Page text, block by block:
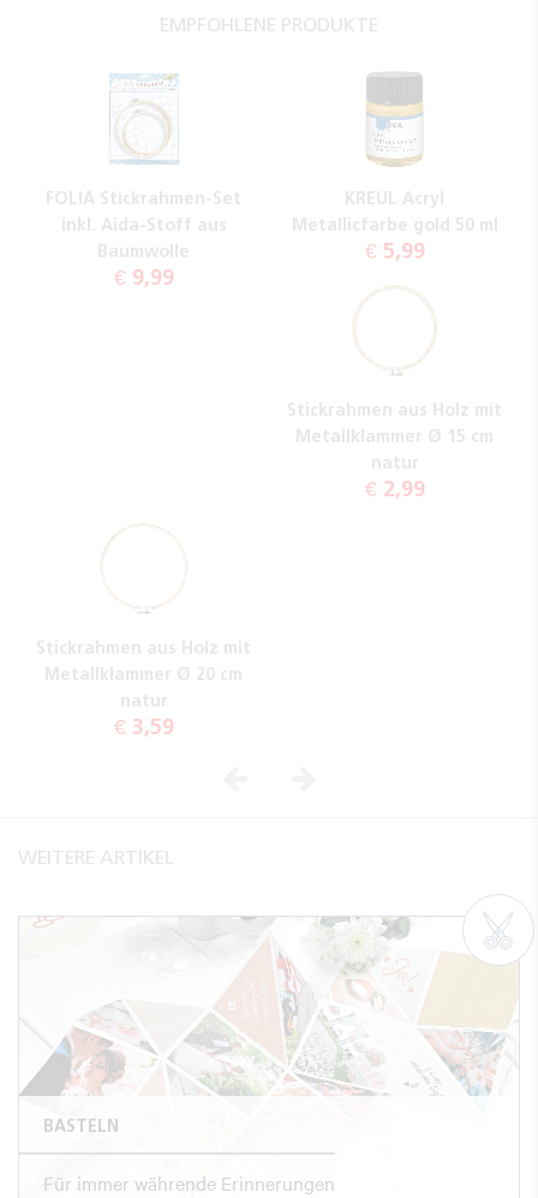
EMPFOHLENE PRODUKTE
FOLIA Stickrahmen-Set
inkl. Aida-Stoff aus
Baumwolle
€ 9,99
KREUL Acryl
Metallicfarbe gold 50 ml
€ 5,99
Stickrahmen aus Holz mit
Metallklammer Ø 15 cm
natur
€ 2,99
Stickrahmen aus Holz mit
Metallklammer Ø 20 cm
natur
€ 3,59
WEITERE ARTIKEL
BASTELN
Für immer währende Erinnerungen